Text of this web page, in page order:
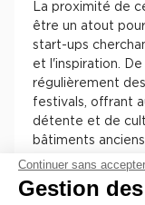
La proximité de
être un atout
start-ups
et l'inspiration.
régulièrement
festivals, offrant
détente et de
bâtiments
touche de
travail, créant
pour les
Continuer sans accepter
Gestion